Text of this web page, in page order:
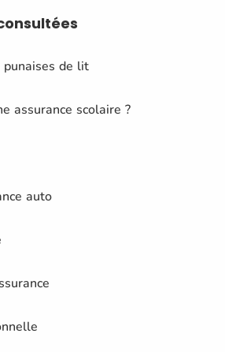
de lit
assurance scolaire ?
auto